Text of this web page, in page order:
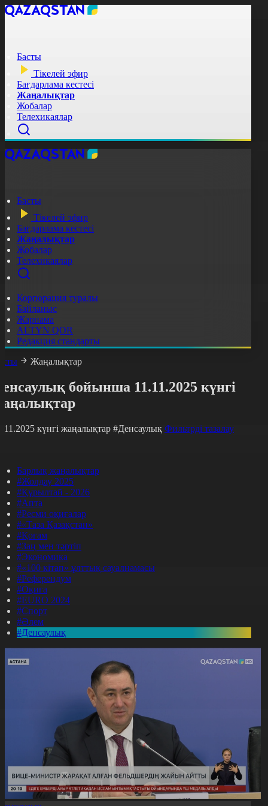
Басты
Тікелей эфир
Бағдарлама кестесі
Жаңалықтар
Жобалар
Телехикаялар
Басты
Тікелей эфир
Бағдарлама кестесі
Жаңалықтар
Жобалар
Телехикаялар
Корпорация туралы
Байланыс
Жарнама
ALTYN QOR
Редакция стандарты
Жаңалықтар
бойынша 11.11.2025 күнгі
күнгі жаңалықтар #Денсаулық Фильтрді тазалау
Барлық жаңалықтар
#Жолдау 2025
#Құрылтай - 2026
#Апта
#Ресми оқиғалар
#«Таза Қазақстан»
#Қоғам
#Заң мен тәртіп
#Экономика
#«100 кітап» ұлттық сауалнамасы
#Референдум
#Оқиға
#EURO 2024
#Спорт
#Әлем
#Денсаулық